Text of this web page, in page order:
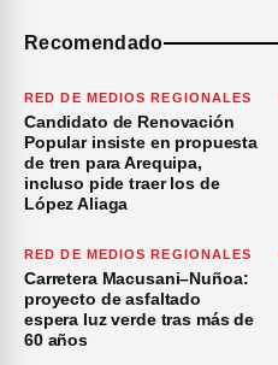
Recomendado
RED DE MEDIOS REGIONALES
Candidato de Renovación
Popular insiste en propuesta
de tren para Arequipa,
incluso pide traer los de
López Aliaga
RED DE MEDIOS REGIONALES
Carretera Macusani–Nuñoa:
proyecto de asfaltado
espera luz verde tras más de
60 años